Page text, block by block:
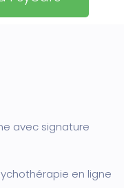
avec signature
en ligne